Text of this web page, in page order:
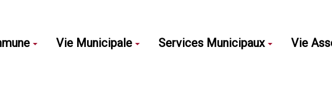
Vie Municipale Services Municipaux Vie